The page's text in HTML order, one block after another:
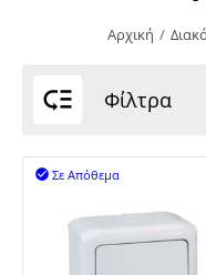
Αρχική /
 Φίλτρα
Σε Απόθεμα
